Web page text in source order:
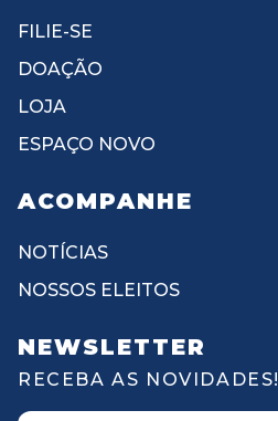
FILIE-SE
DOAÇÃO
LOJA
ESPAÇO NOVO
ACOMPANHE
NOTÍCIAS
NOSSOS ELEITOS
NEWSLETTER
RECEBA AS NOVIDADES!